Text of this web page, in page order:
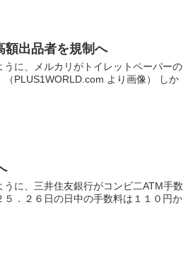
額出品者を規制へ
に、メルカリがトイレットペーパーの
PLUS1WORLD.com より画像） しか
に、三井住友銀行がコンビ二ATM手数
．２６日の日中の手数料は１１０円か